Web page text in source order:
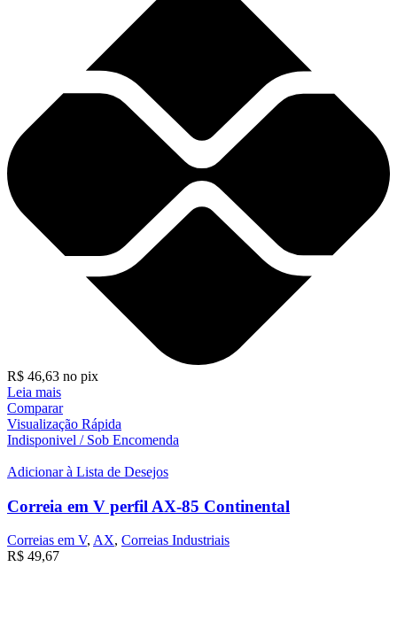
R$ 46,63 no pix
Leia mais
Comparar
Visualização Rápida
Indisponivel / Sob Encomenda
Adicionar à Lista de Desejos
Correia em V perfil AX-85 Continental
Correias em V, AX, Correias Industriais
R$ 49,67